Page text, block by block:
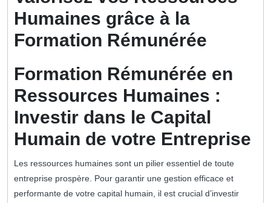
Humaines grâce à la
Formation Rémunérée
Formation Rémunérée en
Ressources Humaines :
Investir dans le Capital
Humain de votre Entreprise
Les ressources humaines sont un pilier essentiel de toute
entreprise prospère. Pour garantir une gestion efficace et
performante de votre capital humain, il est crucial d’investir